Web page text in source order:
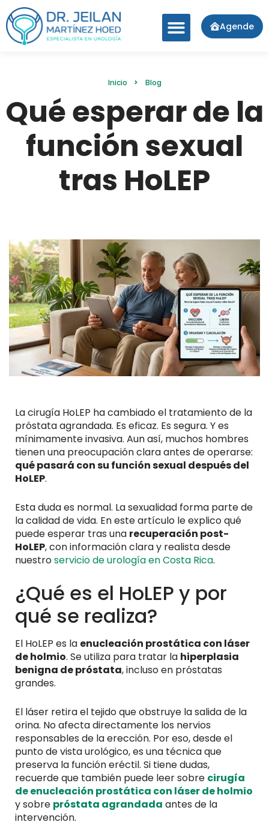
Agende
Inicio Blog
Qué esperar de la
función sexual
tras HoLEP
La cirugía HoLEP ha cambiado el tratamiento de la
próstata agrandada. Es eficaz. Es segura. Y es
mínimamente invasiva. Aun así, muchos hombres
tienen una preocupación clara antes de operarse:
qué pasará con su función sexual después del
HoLEP.
Esta duda es normal. La sexualidad forma parte de
la calidad de vida. En este artículo le explico qué
puede esperar tras una recuperación post-
HoLEP, con información clara y realista desde
nuestroservicio de urología en Costa Rica.
¿Qué es el HoLEP y por
qué se realiza?
El HoLEP es la enucleación prostática con láser
de holmio. Se utiliza para tratar la hiperplasia
benigna de próstata, incluso en próstatas
grandes.
El láser retira el tejido que obstruye la salida de la
orina. No afecta directamente los nervios
responsables de la erección. Por eso, desde el
punto de vista urológico, es una técnica que
preserva la función eréctil. Si tiene dudas,
recuerde que también puede leer sobre cirugía
de enucleación prostática con láser de holmio
y sobre próstata agrandada antes de la
intervención.